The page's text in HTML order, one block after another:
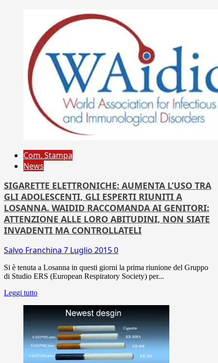
Com. Stampa
News
SIGARETTE ELETTRONICHE: AUMENTA L’USO TRA
GLI ADOLESCENTI, GLI ESPERTI RIUNITI A
LOSANNA. WAIDID RACCOMANDA AI GENITORI:
ATTENZIONE ALLE LORO ABITUDINI, NON SIATE
INVADENTI MA CONTROLLATELI
Salvo Franchina 7 Luglio 20150
Si è tenuta a Losanna in questi giorni la prima riunione del Gruppo
di Studio ERS (European Respiratory Society) per...
Leggi tutto